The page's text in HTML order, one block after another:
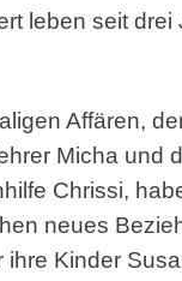
leben seit drei
Affären,
Micha und
Chrissi,
neues
ihre Kinder